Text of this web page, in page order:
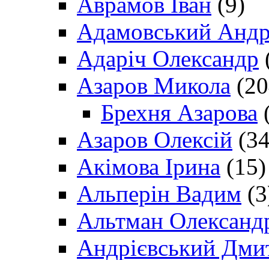
Адамовський
Адаріч Олександр
Азаров Микола
Брехня Азарова
Азаров Олексій
Акімова Ірина (15)
Альперін Вадим
Альтман
Андрієвський